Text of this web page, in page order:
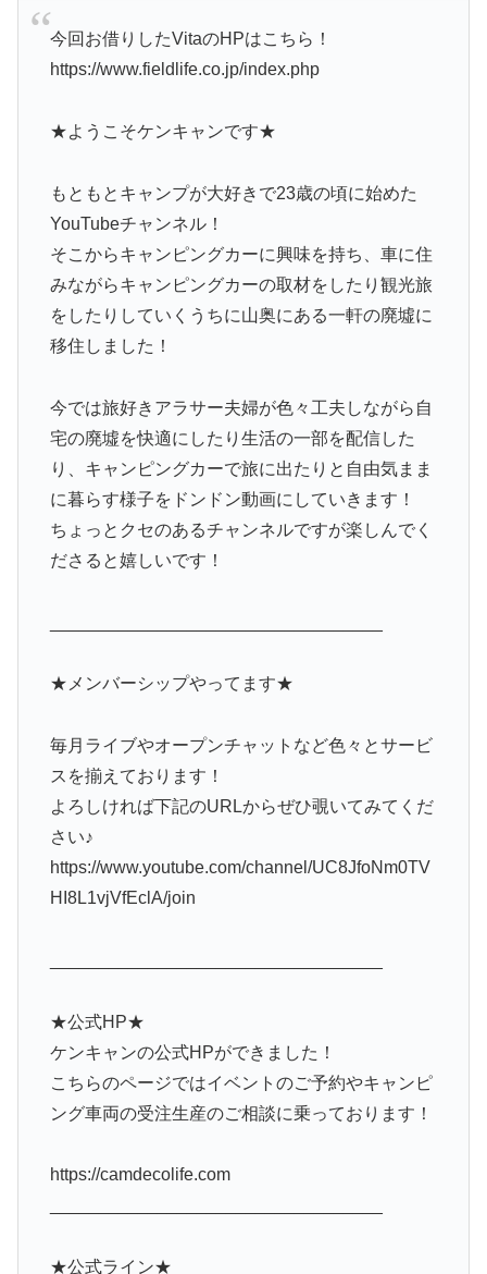
今回お借りしたVitaのHPはこちら！
https://www.fieldlife.co.jp/index.php
★ようこそケンキャンです★
もともとキャンプが大好きで23歳の頃に始めた
YouTubeチャンネル！
そこからキャンピングカーに興味を持ち、車に住
みながらキャンピングカーの取材をしたり観光旅
をしたりしていくうちに山奥にある一軒の廃墟に
移住しました！
今では旅好きアラサー夫婦が色々工夫しながら自
宅の廃墟を快適にしたり生活の一部を配信した
り、キャンピングカーで旅に出たりと自由気まま
に暮らす様子をドンドン動画にしていきます！
ちょっとクセのあるチャンネルですが楽しんでく
ださると嬉しいです！
★メンバーシップやってます★
毎月ライブやオープンチャットなど色々とサービ
スを揃えております！
よろしければ下記のURLからぜひ覗いてみてくだ
さい♪
https://www.youtube.com/channel/UC8JfoNm0TV
HI8L1vjVfEclA/join
★公式HP★
ケンキャンの公式HPができました！
こちらのページではイベントのご予約やキャンピ
ング車両の受注生産のご相談に乗っております！
https://camdecolife.com
★公式ライン★